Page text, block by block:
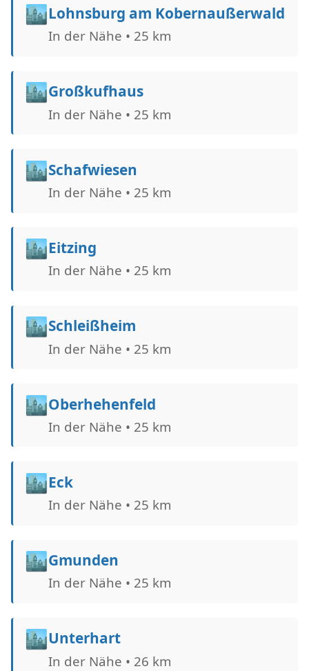
🏙️Lohnsburg am Kobernaußerwald
In der Nähe • 25 km
🏙️Großkufhaus
In der Nähe • 25 km
🏙️Schafwiesen
In der Nähe • 25 km
🏙️Eitzing
In der Nähe • 25 km
🏙️Schleißheim
In der Nähe • 25 km
🏙️Oberhehenfeld
In der Nähe • 25 km
🏙️Eck
In der Nähe • 25 km
🏙️Gmunden
In der Nähe • 25 km
🏙️Unterhart
In der Nähe • 26 km